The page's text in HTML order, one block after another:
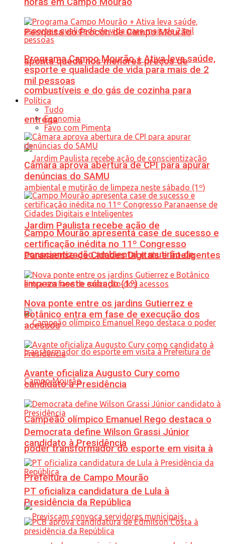
Pesquisa do Procon de Campo Mourão
aponta queda nos menores preços de
combustíveis e do gás de cozinha para
entrega
Jardim Paulista recebe ação de
conscientização ambiental e mutirão de
limpeza neste sábado (1º)
Campeão olímpico Emanuel Rego destaca o
poder transformador do esporte em visita à
Prefeitura de Campo Mourão
Programa Campo Mourão + Ativa leva saúde,
esporte e qualidade de vida para mais de 2
mil pessoas
Política
Tudo
Economia
Favo com Pimenta
Câmara aprova abertura de CPI para apurar
denúncias do SAMU
Campo Mourão apresenta case de sucesso e
certificação inédita no 11º Congresso
Paranaense de Cidades Digitais e Inteligentes
Nova ponte entre os jardins Gutierrez e
Botânico entra em fase de execução dos
acessos
Avante oficializa Augusto Cury como
candidato à Presidência
Democrata define Wilson Grassi Júnior
candidato à Presidência
PT oficializa candidatura de Lula à
Presidência da República